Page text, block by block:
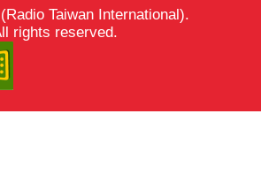
Taiwan International).
rights reserved.